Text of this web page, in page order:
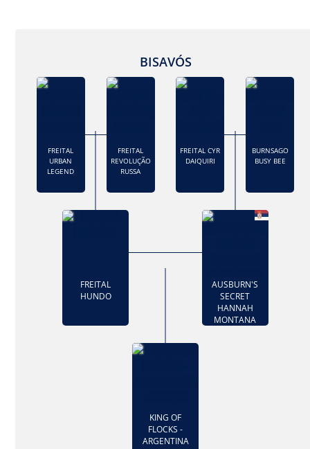
KING OF
FLOCKS -
ARGENTINA
FREITAL
HUNDO
AUSBURN'S
SECRET
HANNAH
MONTANA
BISAVÓS
FREITAL
URBAN
LEGEND
FREITAL
REVOLUÇÃO
RUSSA
FREITAL CYR
DAIQUIRI
BURNSAGO
BUSY BEE